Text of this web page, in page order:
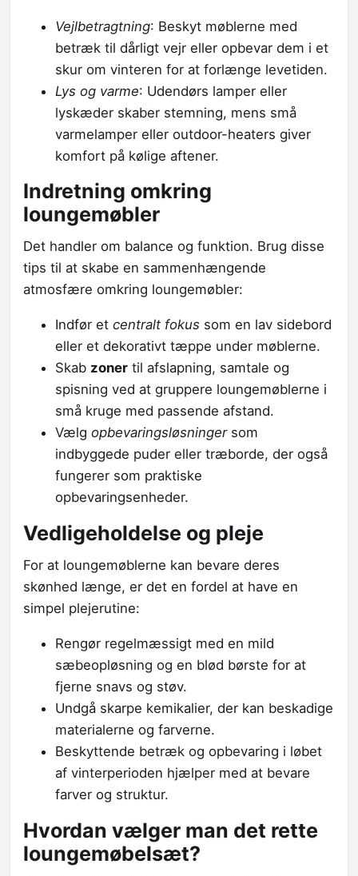
Vejlbetragtning: Beskyt møblerne med
betræk til dårligt vejr eller opbevar dem i et
skur om vinteren for at forlænge levetiden.
Lys og varme: Udendørs lamper eller
lyskæder skaber stemning, mens små
varmelamper eller outdoor-heaters giver
komfort på kølige aftener.
Indretning omkring
loungemøbler
Det handler om balance og funktion. Brug disse
tips til at skabe en sammenhængende
atmosfære omkring loungemøbler:
Indfør et centralt fokus som en lav sidebord
eller et dekorativt tæppe under møblerne.
Skab zoner til afslapning, samtale og
spisning ved at gruppere loungemøblerne i
små kruge med passende afstand.
Vælg opbevaringsløsningersom
indbyggede puder eller træborde, der også
fungerer som praktiske
opbevaringsenheder.
Vedligeholdelse og pleje
For at loungemøblerne kan bevare deres
skønhed længe, er det en fordel at have en
simpel plejerutine:
Rengør regelmæssigt med en mild
sæbeopløsning og en blød børste for at
fjerne snavs og støv.
Undgå skarpe kemikalier, der kan beskadige
materialerne og farverne.
Beskyttende betræk og opbevaring i løbet
af vinterperioden hjælper med at bevare
farver og struktur.
Hvordan vælger man det rette
loungemøbelsæt?